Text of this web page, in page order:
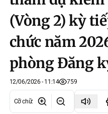
(Vòng 2) kỳ
chức năm
phòng Đăng
12/06/2026 - 11:14 759
Cỡ chữ: